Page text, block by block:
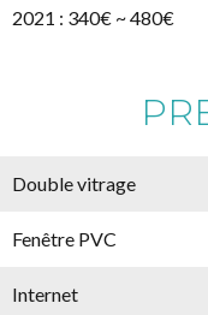
2021 : 340€ ~ 480€
Double vitrage
Fenêtre PVC
Internet